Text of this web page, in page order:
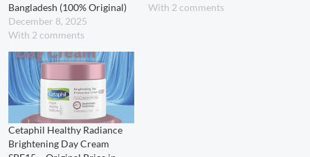
Bangladesh (100% Original)
December 8, 2025
With 2 comments
With 2 comments
Cetaphil Healthy Radiance
Brightening Day Cream